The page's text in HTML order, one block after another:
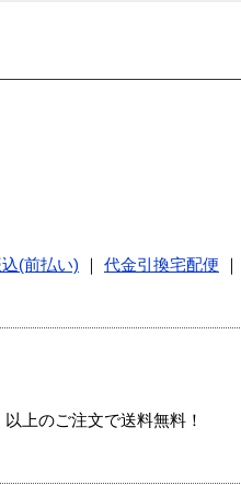
(前払い) 代金引換宅配便
上のご注文で送料無料！